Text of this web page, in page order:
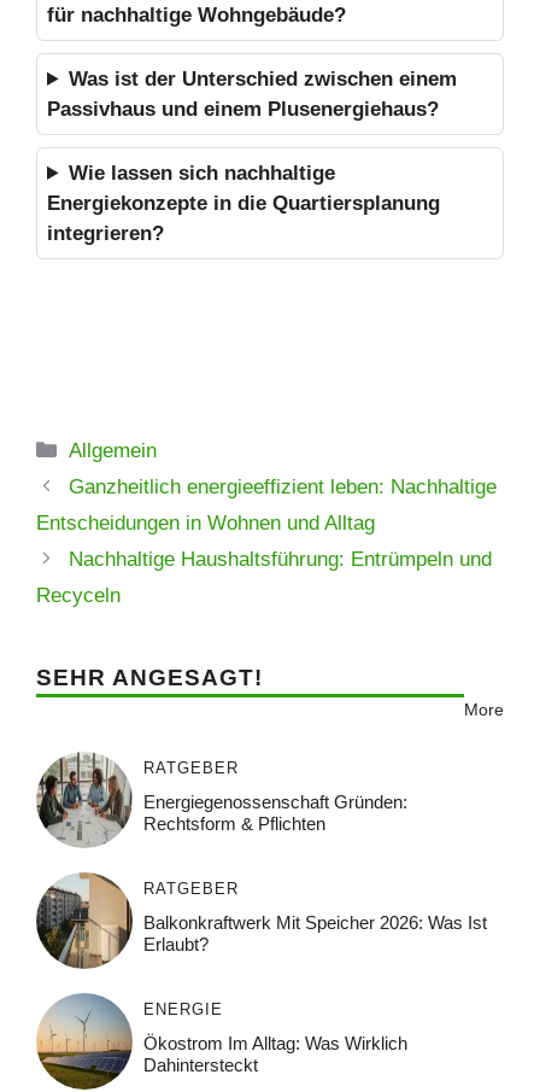
für nachhaltige Wohngebäude?
Was ist der Unterschied zwischen einem
Passivhaus und einem Plusenergiehaus?
Wie lassen sich nachhaltige
Energiekonzepte in die Quartiersplanung
integrieren?
Kategorien
Allgemein
Ganzheitlich energieeffizient leben: Nachhaltige
Entscheidungen in Wohnen und Alltag
Nachhaltige Haushaltsführung: Entrümpeln und
Recyceln
SEHR ANGESAGT!
More
RATGEBER
Energiegenossenschaft Gründen:
Rechtsform & Pflichten
RATGEBER
Balkonkraftwerk Mit Speicher 2026: Was Ist
Erlaubt?
ENERGIE
Ökostrom Im Alltag: Was Wirklich
Dahintersteckt